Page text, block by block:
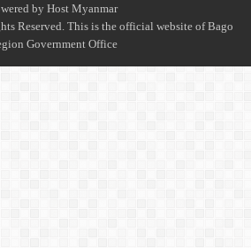
by Host Myanmar
Reserved. This is the official website of Bago
Government Office